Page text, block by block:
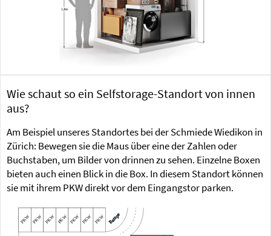
Wie schaut so ein Selfstorage-Standort von innen
aus?
Am Beispiel unseres Standortes bei der Schmiede Wiedikon in
Zürich: Bewegen sie die Maus über eine der Zahlen oder
Buchstaben, um Bilder von drinnen zu sehen. Einzelne Boxen
bieten auch einen Blick in die Box. In diesem Standort können
sie mit ihrem PKW direkt vor dem Eingangstor parken.
Rampe
PKW PKW PKW PKW PKW PKW PKW